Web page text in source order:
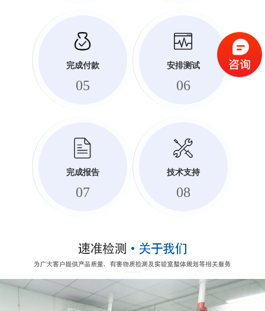
完成付款
05
安排测试
06
完成报告
07
技术支持
08